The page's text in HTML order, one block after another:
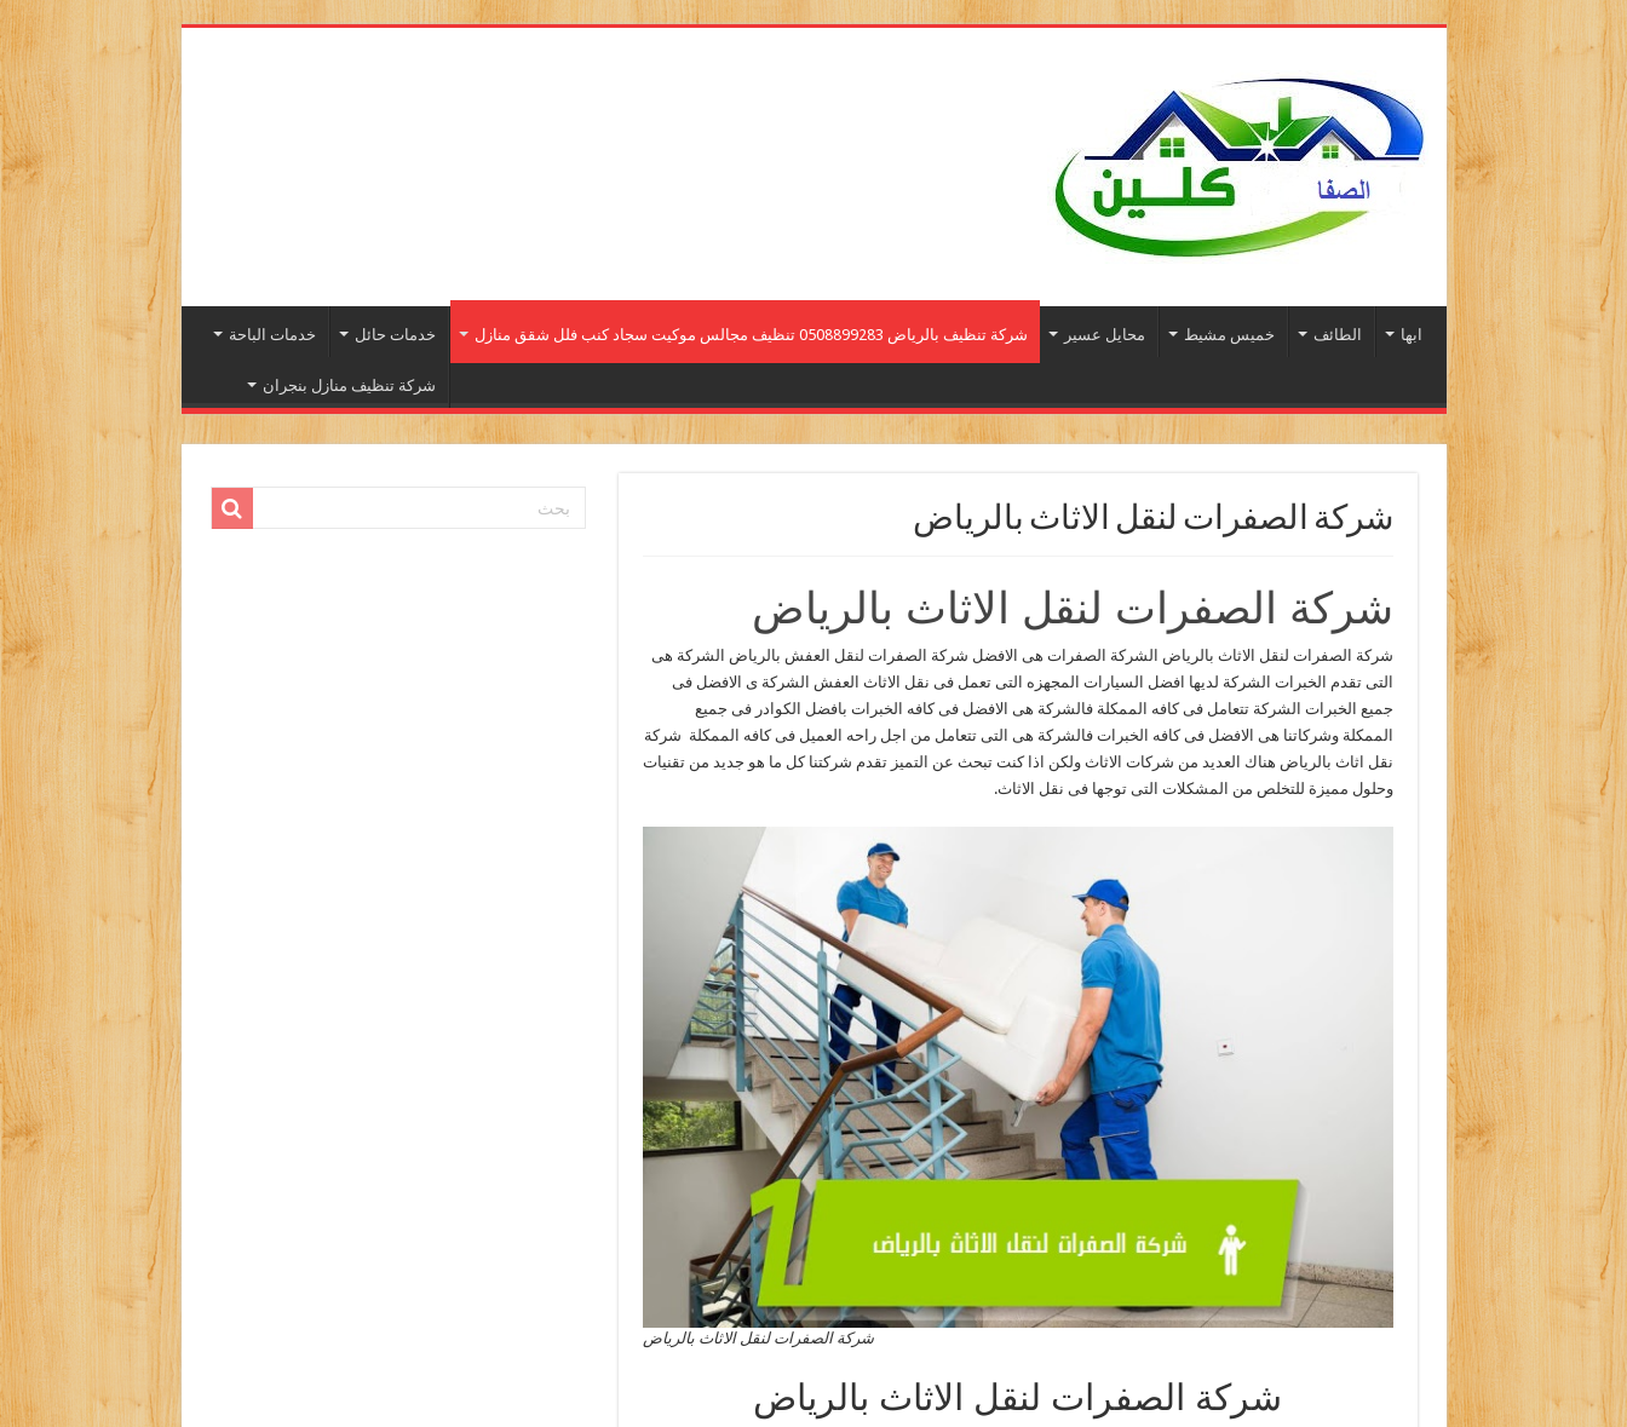
ابها الطائف خميس مشيط محايل عسير شركة تنظيف بالرياض 0508899283 تنظيف مجالس موكيت سجاد كنب فلل شقق منازل خدمات حائل خدمات الباحة
شركة تنظيف منازل بنجران
شركة الصفرات لنقل الاثاث بالرياض
شركة الصفرات لنقل الاثاث بالرياض
شركة الصفرات لنقل الاثاث بالرياض الشركة الصفرات هى الافضل شركة الصفرات لنقل العفش بالرياض الشركة هى
التى تقدم الخبرات الشركة لديها افضل السيارات المجهزه التى تعمل فى نقل الاثاث العفش الشركة ى الافضل فى
جميع الخبرات الشركة تتعامل فى كافه الممكلة فالشركة هى الافضل فى كافه الخبرات بافضل الكوادر فى جميع
الممكلة وشركاتنا هى الافضل فى كافه الخبرات فالشركة هى التى تتعامل من اجل راحه العميل فى كافه الممكلة شركة
نقل اثاث بالرياض هناك العديد من شركات الاثاث ولكن اذا كنت تبحث عن التميز تقدم شركتنا كل ما هو جديد من تقنيات
وحلول مميزة للتخلص من المشكلات التى توجها فى نقل الاثاث.
شركة الصفرات لنقل الاثاث بالرياض
شركة الصفرات لنقل الاثاث بالرياض